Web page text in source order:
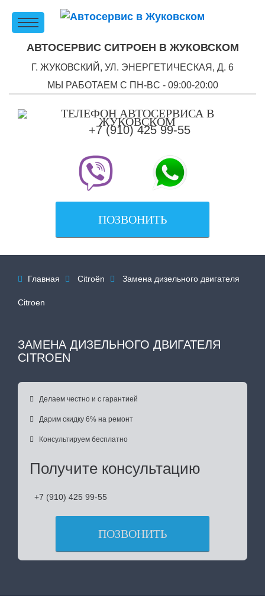
АВТОСЕРВИС СИТРОЕН В ЖУКОВСКОМ
Г. ЖУКОВСКИЙ, УЛ. ЭНЕРГЕТИЧЕСКАЯ, Д. 6
МЫ РАБОТАЕМ С ПН-ВC - 09:00-20:00
+7 (910) 425 99-55
ПОЗВОНИТЬ
 Главная  Citroën  Замена дизельного двигателя
Citroen
ЗАМЕНА ДИЗЕЛЬНОГО ДВИГАТЕЛЯ
CITROEN
 Делаем честно и с гарантией
 Дарим скидку 6% на ремонт
 Консультируем бесплатно
Получите консультацию
+7 (910) 425 99-55
ПОЗВОНИТЬ